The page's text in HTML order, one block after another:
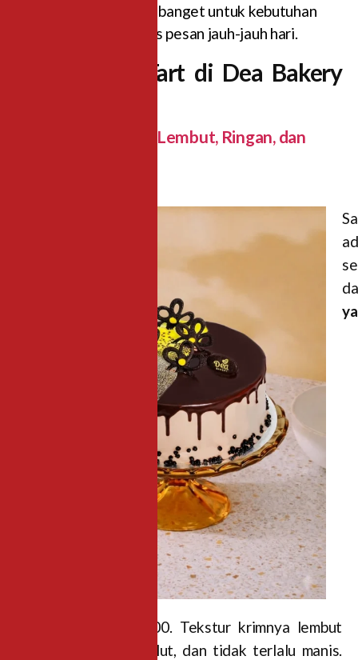
dari Rp75.000. Cocok banget untuk kebutuhan
mendadak tanpa harus pesan jauh-jauh hari.
Pilihan Kue Tart di Dea Bakery
1. Whipping Tart — Lembut, Ringan, dan
Harga mulai Rp75.000. Tekstur krimnya lembut
banget, ringan di mulut, dan tidak terlalu manis.